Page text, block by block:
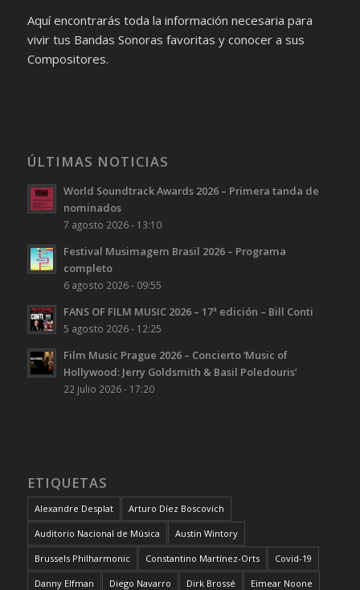
Aquí encontrarás toda la información necesaria para
vivir tus Bandas Sonoras favoritas y conocer a sus
Compositores.
ÚLTIMAS NOTICIAS
World Soundtrack Awards 2026 – Primera tanda de
nominados
7 agosto 2026 - 13:10
Festival Musimagem Brasil 2026 – Programa
completo
6 agosto 2026 - 09:55
FANS OF FILM MUSIC 2026 – 17ª edición – Bill Conti
5 agosto 2026 - 12:25
Film Music Prague 2026 – Concierto ‘Music of
Hollywood: Jerry Goldsmith & Basil Poledouris’
22 julio 2026 - 17:20
ETIQUETAS
Alexandre Desplat Arturo Díez Boscovich
Auditorio Nacional de Música Austin Wintory
Brussels Philharmonic Constantino Martínez-Orts Covid-19
Danny Elfman Diego Navarro Dirk Brossé Eimear Noone